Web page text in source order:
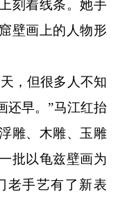
刻着线条。她手
壁画上的人物形
，但很多人不知
还早。”马江红抬
雕、木雕、玉雕
批以龟兹壁画为
老手艺有了新表